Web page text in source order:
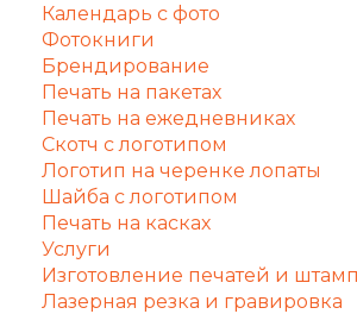
Календарь с фото
Фотокниги
Брендирование
Печать на пакетах
Печать на ежедневниках
Скотч с логотипом
Логотип на черенке лопаты
Шайба с логотипом
Печать на касках
Услуги
Изготовление печатей и
Лазерная резка и гравировка